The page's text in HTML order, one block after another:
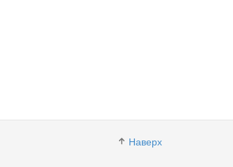
Наверх